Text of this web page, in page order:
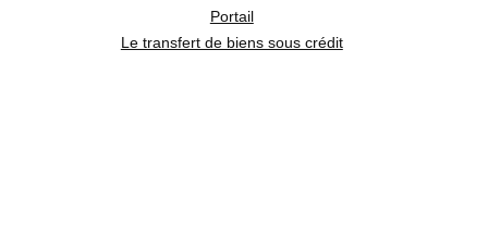
Portail
Le transfert de biens sous crédit